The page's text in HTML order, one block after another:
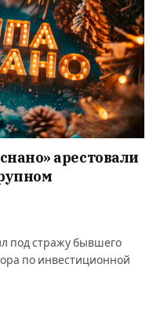
арестовали
под стражу бывшего
по инвестиционной